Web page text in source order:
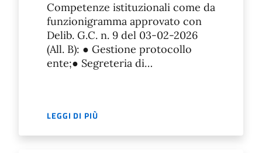
Competenze istituzionali come da
funzionigramma approvato con
Delib. G.C. n. 9 del 03-02-2026
(All. B): ● Gestione protocollo
ente;● Segreteria di…
LEGGI DI PIÙ